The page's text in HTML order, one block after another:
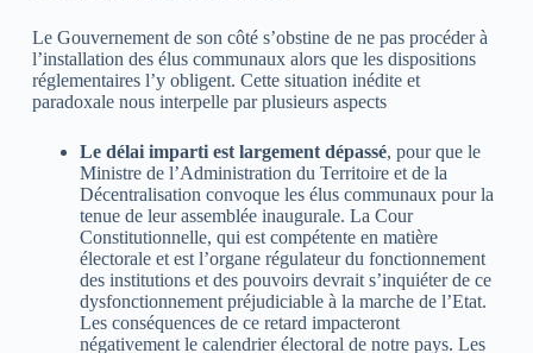
Le Gouvernement de son côté s’obstine de ne pas procéder à
l’installation des élus communaux alors que les dispositions
réglementaires l’y obligent. Cette situation inédite et
paradoxale nous interpelle par plusieurs aspects
Le délai imparti est largement dépassé, pour que le
Ministre de l’Administration du Territoire et de la
Décentralisation convoque les élus communaux pour la
tenue de leur assemblée inaugurale. La Cour
Constitutionnelle, qui est compétente en matière
électorale et est l’organe régulateur du fonctionnement
des institutions et des pouvoirs devrait s’inquiéter de ce
dysfonctionnement préjudiciable à la marche de l’Etat.
Les conséquences de ce retard impacteront
négativement le calendrier électoral de notre pays. Les